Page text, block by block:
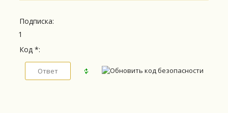
Подписка:
1
Код *: